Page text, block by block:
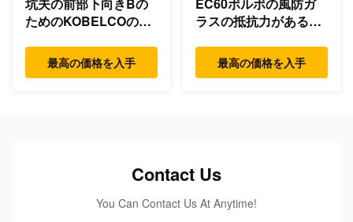
ためのKOBELCOの風
ラス最高の価格を入手
ラスの抵抗力があるガ
の曲がること
最高の価格を入手
Contact Us
You Can Contact Us At Anytime!